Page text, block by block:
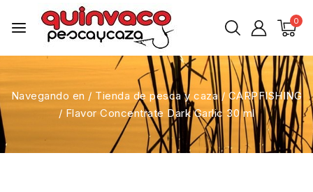
0
Navegando en / Tienda de pesca y caza / CARPFISHING
/ Flavor Concentrate Dark Garlic 30 ml